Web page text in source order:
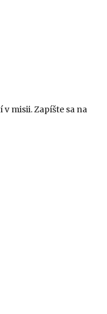
misii. Zapíšte sa na